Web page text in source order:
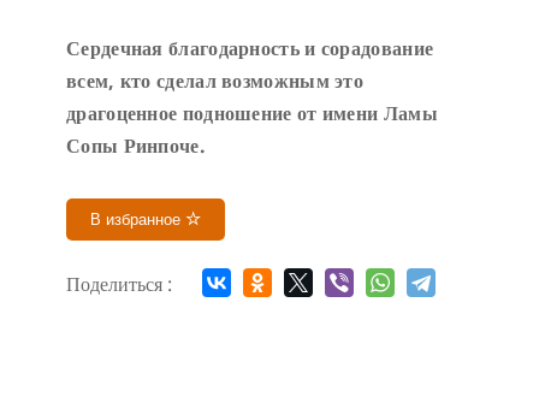
Сердечная благодарность и сорадование
всем, кто сделал возможным это
драгоценное подношение от имени Ламы
Сопы Ринпоче.
В избранное
Поделиться :